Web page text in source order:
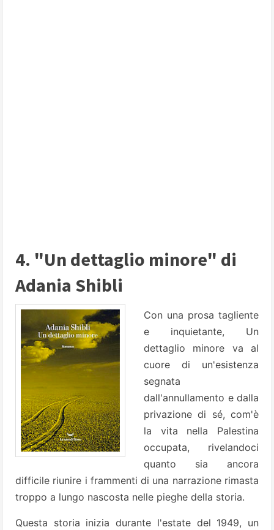
4. "Un dettaglio minore" di
Adania Shibli
Con una prosa tagliente
e inquietante, Un
dettaglio minore va al
cuore di un'esistenza
segnata
dall'annullamento e dalla
privazione di sé, com'è
la vita nella Palestina
occupata, rivelandoci
quanto sia ancora
difficile riunire i frammenti di una narrazione rimasta
troppo a lungo nascosta nelle pieghe della storia.
Questa storia inizia durante l'estate del 1949, un